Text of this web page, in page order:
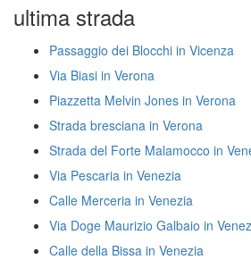
ultima strada
Passaggio dei Blocchi in Vicenza
Via Biasi in Verona
Piazzetta Melvin Jones in Verona
Strada bresciana in Verona
Strada del Forte Malamocco in
Via Pescaria in Venezia
Calle Merceria in Venezia
Via Doge Maurizio Galbaio in
Calle della Bissa in Venezia